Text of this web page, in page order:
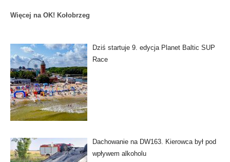
Więcej na OK! Kołobrzeg
Dziś startuje 9. edycja Planet Baltic SUP
Race
Dachowanie na DW163. Kierowca był pod
wpływem alkoholu